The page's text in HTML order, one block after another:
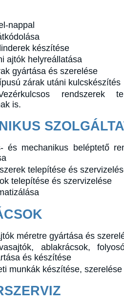
nappal
készítése
ajtók helyreállatása
gyártása és szerelése
zárak utáni kulcskészítés
rendszerek
is.
és mechanikus beléptető
telepítése és
telepítése és szervizelése
méretre gyártása és
ablakrácsok,
és készítése
munkák készítése, szerelése